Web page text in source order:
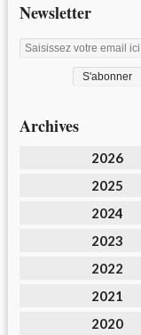
Newsletter
Archives
2026
2025
2024
2023
2022
2021
2020